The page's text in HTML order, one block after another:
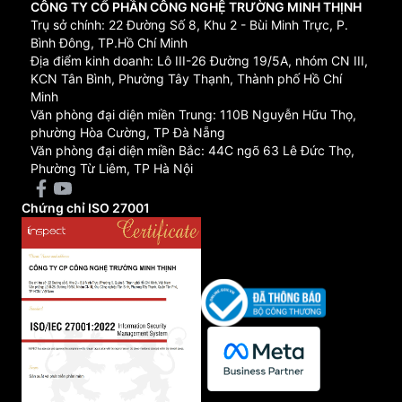
CÔNG TY CỔ PHẦN CÔNG NGHỆ TRƯỜNG MINH THỊNH
Trụ sở chính: 22 Đường Số 8, Khu 2 - Bùi Minh Trực, P.
Bình Đông, TP.Hồ Chí Minh
Địa điểm kinh doanh: Lô III-26 Đường 19/5A, nhóm CN III,
KCN Tân Bình, Phường Tây Thạnh, Thành phố Hồ Chí
Minh
Văn phòng đại diện miền Trung: 110B Nguyễn Hữu Thọ,
phường Hòa Cường, TP Đà Nẵng
Văn phòng đại diện miền Bắc: 44C ngõ 63 Lê Đức Thọ,
Phường Từ Liêm, TP Hà Nội
Chứng chỉ ISO 27001